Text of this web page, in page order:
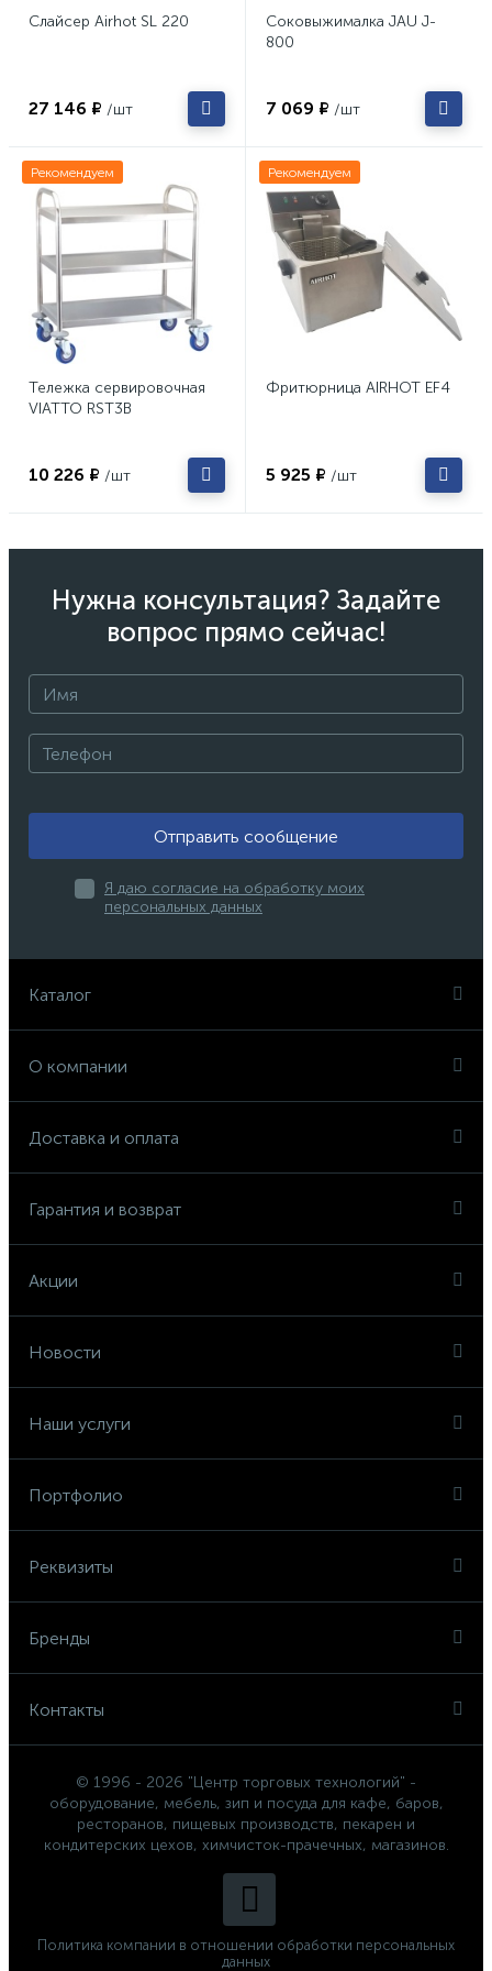
Слайсер Airhot SL 220
27 146 ₽ /шт
Соковыжималка JAU J-
800
7 069 ₽ /шт
Рекомендуем
Тележка сервировочная
VIATTO RST3B
10 226 ₽ /шт
Рекомендуем
Фритюрница AIRHOT EF4
5 925 ₽ /шт
Нужна консультация? Задайте
вопрос прямо сейчас!
Отправить сообщение
Я даю согласие на обработку моих
персональных данных
Каталог
О компании
Доставка и оплата
Гарантия и возврат
Акции
Новости
Наши услуги
Портфолио
Реквизиты
Бренды
Контакты
© 1996 - 2026 "Центр торговых технологий" -
оборудование, мебель, зип и посуда для кафе, баров,
ресторанов, пищевых производств, пекарен и
кондитерских цехов, химчисток-прачечных, магазинов.
Политика компании в отношении обработки персональных
данных